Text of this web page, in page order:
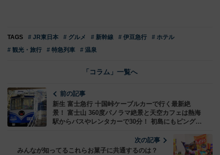
TAGS # JR東日本 # グルメ # 新幹線 # 伊豆急行
# ホテル
# 観光・旅行
# 特急列車 # 温泉
「コラム」一覧へ
前の記事
新生 富士急行 十国峠ケーブルカーで行く最新絶
景！ 富士山 360度パノラマ絶景と天空カフェは熱海
駅からバスやレンタカーで30分！ 初島にもピング
次の記事
みんなが知ってるこれらお菓子に共通するのは？